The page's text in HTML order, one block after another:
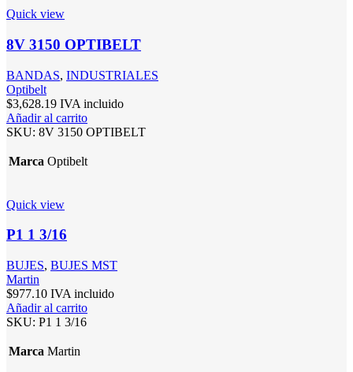
Quick view
8V 3150 OPTIBELT
BANDAS, INDUSTRIALES
Optibelt
$3,628.19 IVA incluido
Añadir al carrito
SKU: 8V 3150 OPTIBELT
Marca Optibelt
Quick view
P1 1 3/16
BUJES, BUJES MST
Martin
$977.10 IVA incluido
Añadir al carrito
SKU: P1 1 3/16
Marca Martin